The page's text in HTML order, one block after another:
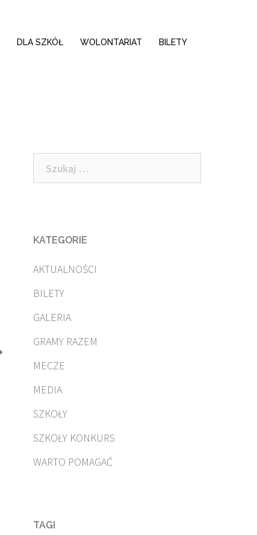
DLA SZKÓŁ WOLONTARIAT BILETY
Szukaj:
KATEGORIE
AKTUALNOŚCI
BILETY
GALERIA
GRAMY RAZEM
MECZE
MEDIA
SZKOŁY
SZKOŁY KONKURS
WARTO POMAGAĆ
TAGI